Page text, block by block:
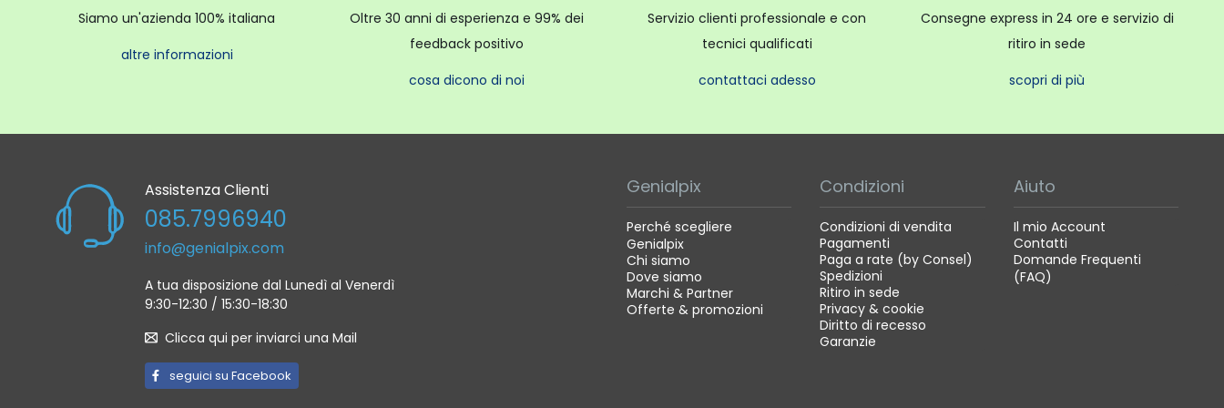
Siamo un'azienda 100% italiana
altre informazioni
Oltre 30 anni di esperienza e 99% dei
feedback positivo
cosa dicono di noi
Servizio clienti professionale e con
tecnici qualificati
contattaci adesso
Consegne express in 24 ore e servizio di
ritiro in sede
scopri di più
Assistenza Clienti
085.7996940
info@genialpix.com
A tua disposizione dal Lunedì al Venerdì
9:30-12:30 / 15:30-18:30
Clicca qui per inviarci una Mail
seguici su Facebook
Genialpix
Perché scegliere
Genialpix
Chi siamo
Dove siamo
Marchi & Partner
Offerte & promozioni
Condizioni
Condizioni di vendita
Pagamenti
Paga a rate (by Consel)
Spedizioni
Ritiro in sede
Privacy & cookie
Diritto di recesso
Garanzie
Aiuto
Il mio Account
Contatti
Domande Frequenti
(FAQ)